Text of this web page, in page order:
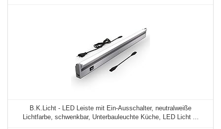
B.K.Licht - LED Leiste mit Ein-Ausschalter, neutralweiße
Lichtfarbe, schwenkbar, Unterbauleuchte Küche, LED Licht ...